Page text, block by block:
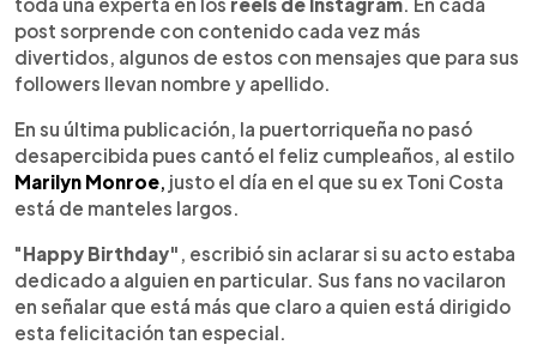
post sorprende con contenido cada vez más
divertidos, algunos de estos con mensajes que para sus
followers llevan nombre y apellido.
En su última publicación, la puertorriqueña no pasó
desapercibida pues cantó el feliz cumpleaños, al estilo
Marilyn Monroe, justo el día en el que su ex Toni Costa
está de manteles largos.
"Happy Birthday" , escribió sin aclarar si su acto estaba
dedicado a alguien en particular. Sus fans no vacilaron
en señalar que está más que claro a quien está dirigido
esta felicitación tan especial.